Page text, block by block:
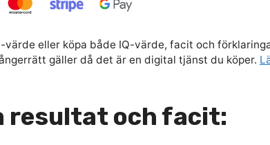
värde eller köpa både IQ-värde, facit och
gäller då det är en digital tjänst du köper.
resultat och facit: